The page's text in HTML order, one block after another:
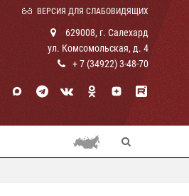
ВЕРСИЯ ДЛЯ СЛАБОВИДЯЩИХ
629008, г. Салехард
ул. Комсомольская, д. 4
+ 7 (34922) 3-48-70